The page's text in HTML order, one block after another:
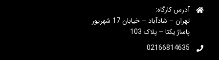
آدرس کارگاه:
تهران – شادآباد – خیابان 17 شهریور
پاساژ یکتا – پلاک 103
02166814635